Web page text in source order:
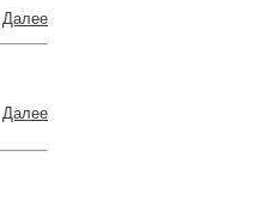
Далее
Далее